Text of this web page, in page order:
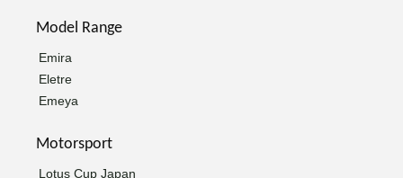
Model Range
Emira
Eletre
Emeya
Motorsport
Lotus Cup Japan